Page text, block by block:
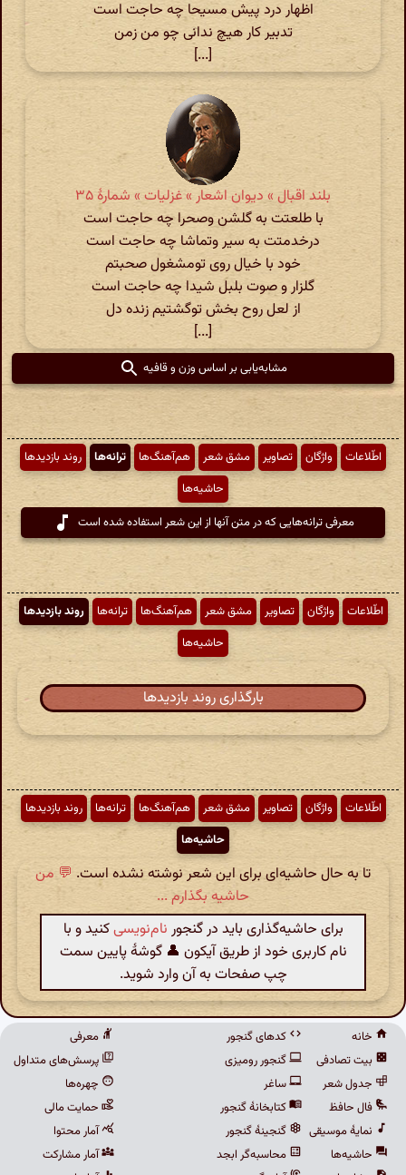
اظهار درد پیش مسیحا چه حاجت است
تدبیر کار هیچ ندانی چو من زمن
[...]
بلند اقبال » دیوان اشعار » غزلیات » شمارهٔ ۳۵
با طلعتت به گلشن وصحرا چه حاجت است
درخدمتت به سیر وتماشا چه حاجت است
خود با خیال روی تومشغول صحبتم
گلزار و صوت بلبل شیدا چه حاجت است
از لعل روح بخش توگشتیم زنده دل
[...]
مشابه‌یابی بر اساس وزن و قافیه
اطّلاعات واژگان تصاویر مشق شعر هم‌آهنگ‌ها ترانه‌ها
روند بازدیدها
حاشیه‌ها
معرفی ترانه‌هایی که در متن آنها از این شعر استفاده شده است
اطّلاعات واژگان تصاویر مشق شعر هم‌آهنگ‌ها ترانه‌ها
روند بازدیدها
حاشیه‌ها
بارگذاری روند بازدیدها
اطّلاعات واژگان تصاویر مشق شعر هم‌آهنگ‌ها ترانه‌ها
روند بازدیدها
حاشیه‌ها
تا به حال حاشیه‌ای برای این شعر نوشته نشده است. 💬 من
حاشیه بگذارم ...
برای حاشیه‌گذاری باید در گنجور نام‌نویسیکنید و با
نام کاربری خود از طریق آیکون 👤 گوشهٔ پایین سمت
چپ صفحات به آن وارد شوید.
خانه
بیت تصادفی
جدول شعر
فال حافظ
نمایهٔ موسیقی
حاشیه‌ها
کدهای گنجور
گنجور رومیزی
ساغر
کتابخانهٔ گنجور
گنجینهٔ گنجور
محاسبه‌گر ابجد
معرفی
پرسش‌های متداول
چهره‌ها
حمایت مالی
آمار محتوا
آمار مشارکت